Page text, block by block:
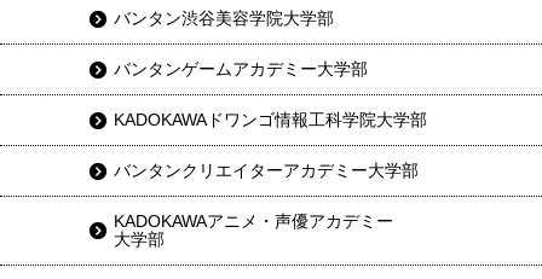
バンタン渋谷美容学院大学部
バンタンゲームアカデミー大学部
KADOKAWAドワンゴ情報工科学院大学部
バンタンクリエイターアカデミー大学部
KADOKAWAアニメ・声優アカデミー
大学部